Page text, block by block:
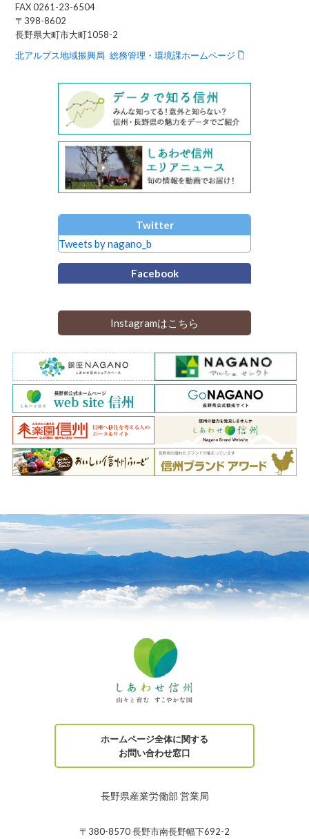
FAX 0261-23-6504
〒398-8602
長野県大町市大町1058-2
北アルプス地域振興局 総務管理・環境課ホームページ
Twitter
Tweets by nagano_b
Facebook
Instagramはこちら
ホームページ全体に関する
お問い合わせ窓口
長野県産業労働部 営業局
〒380-8570 長野市南長野幅下692-2